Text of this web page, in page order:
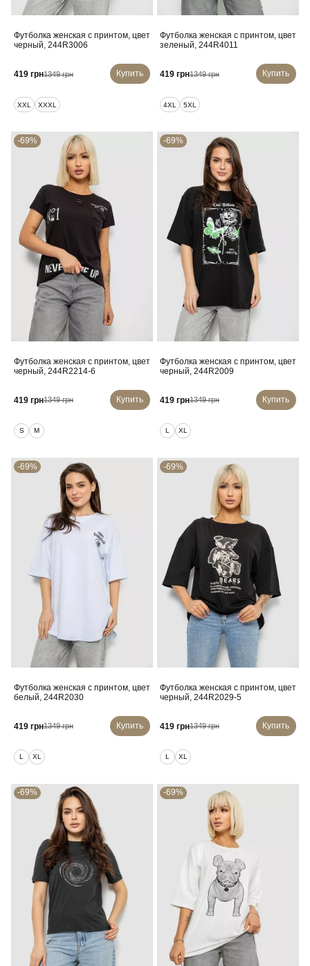
Футболка женская с принтом, цвет
черный, 244R3006
419 грн1349 грн Купить
XXL XXXL
Футболка женская с принтом, цвет
зеленый, 244R4011
419 грн1349 грн Купить
4XL 5XL
-69%
Футболка женская с принтом, цвет
черный, 244R2214-6
419 грн1349 грн Купить
S M
-69%
Футболка женская с принтом, цвет
черный, 244R2009
419 грн1349 грн Купить
L XL
-69%
Футболка женская с принтом, цвет
белый, 244R2030
419 грн1349 грн Купить
L XL
-69%
Футболка женская с принтом, цвет
черный, 244R2029-5
419 грн1349 грн Купить
L XL
-69% -69%